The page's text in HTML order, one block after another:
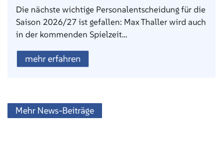
Die nächste wichtige Personalentscheidung für die
Saison 2026/27 ist gefallen: Max Thaller wird auch
in der kommenden Spielzeit…
mehr erfahren
Mehr News-Beiträge